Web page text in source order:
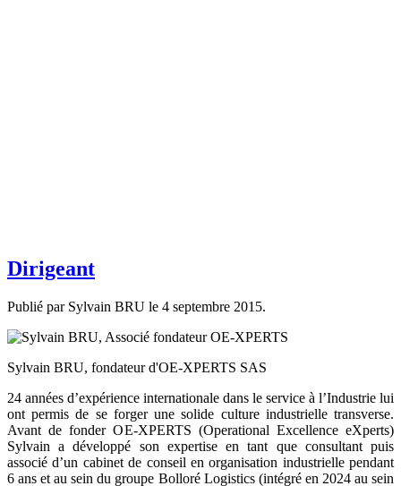
Dirigeant
Publié par Sylvain BRU le 4 septembre 2015.
Sylvain BRU, fondateur d'OE-XPERTS SAS
24 années d’expérience internationale dans le service à l’Industrie lui
ont permis de se forger une solide culture industrielle transverse.
Avant de fonder OE-XPERTS (Operational Excellence eXperts)
Sylvain a développé son expertise en tant que consultant puis
associé d’un cabinet de conseil en organisation industrielle pendant
6 ans et au sein du groupe Bolloré Logistics (intégré en 2024 au sein